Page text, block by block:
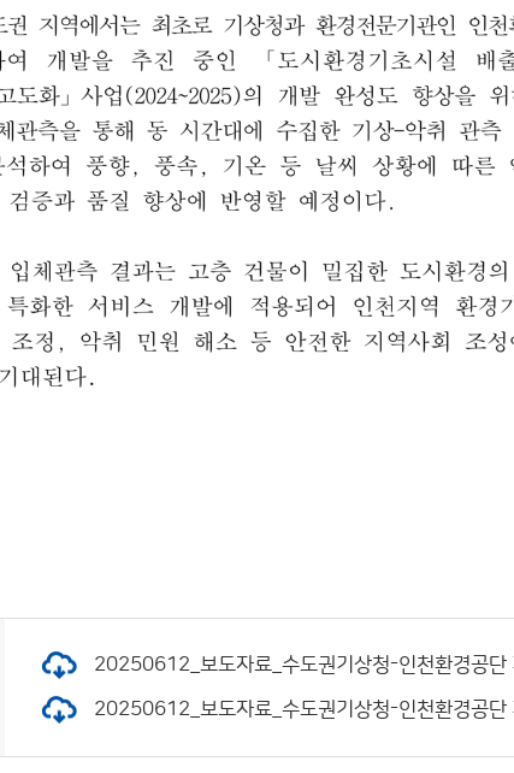
20250612_보도자료_수도권기상청-인천환경공
20250612_보도자료_수도권기상청-인천환경공